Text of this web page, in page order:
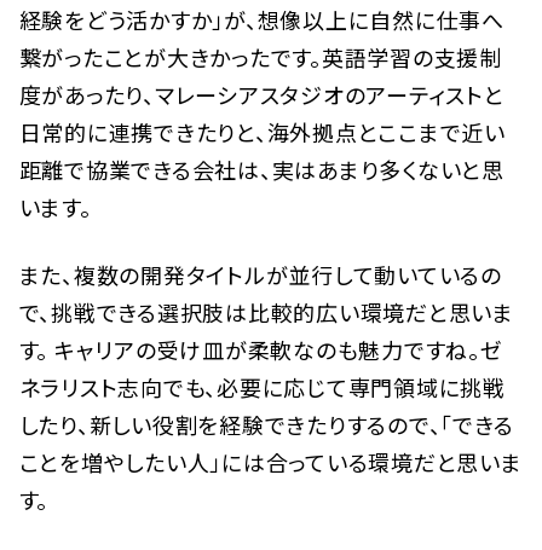
経験をどう活かすか」が、想像以上に自然に仕事へ
繋がったことが大きかったです。英語学習の支援制
度があったり、マレーシアスタジオのアーティストと
日常的に連携できたりと、海外拠点とここまで近い
距離で協業できる会社は、実はあまり多くないと思
います。
また、複数の開発タイトルが並行して動いているの
で、挑戦できる選択肢は比較的広い環境だと思いま
す。 キャリアの受け皿が柔軟なのも魅力ですね。ゼ
ネラリスト志向でも、必要に応じて専門領域に挑戦
したり、新しい役割を経験できたりするので、「できる
ことを増やしたい人」には合っている環境だと思いま
す。